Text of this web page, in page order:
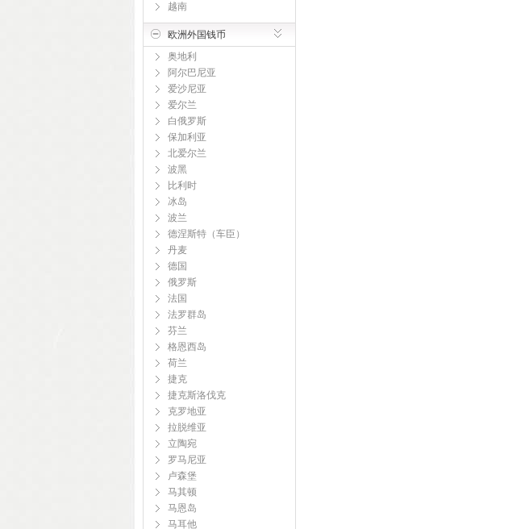
越南
欧洲外国钱币
奥地利
阿尔巴尼亚
爱沙尼亚
爱尔兰
白俄罗斯
保加利亚
北爱尔兰
波黑
比利时
冰岛
波兰
德涅斯特（车臣）
丹麦
德国
俄罗斯
法国
法罗群岛
芬兰
格恩西岛
荷兰
捷克
捷克斯洛伐克
克罗地亚
拉脱维亚
立陶宛
罗马尼亚
卢森堡
马其顿
马恩岛
马耳他